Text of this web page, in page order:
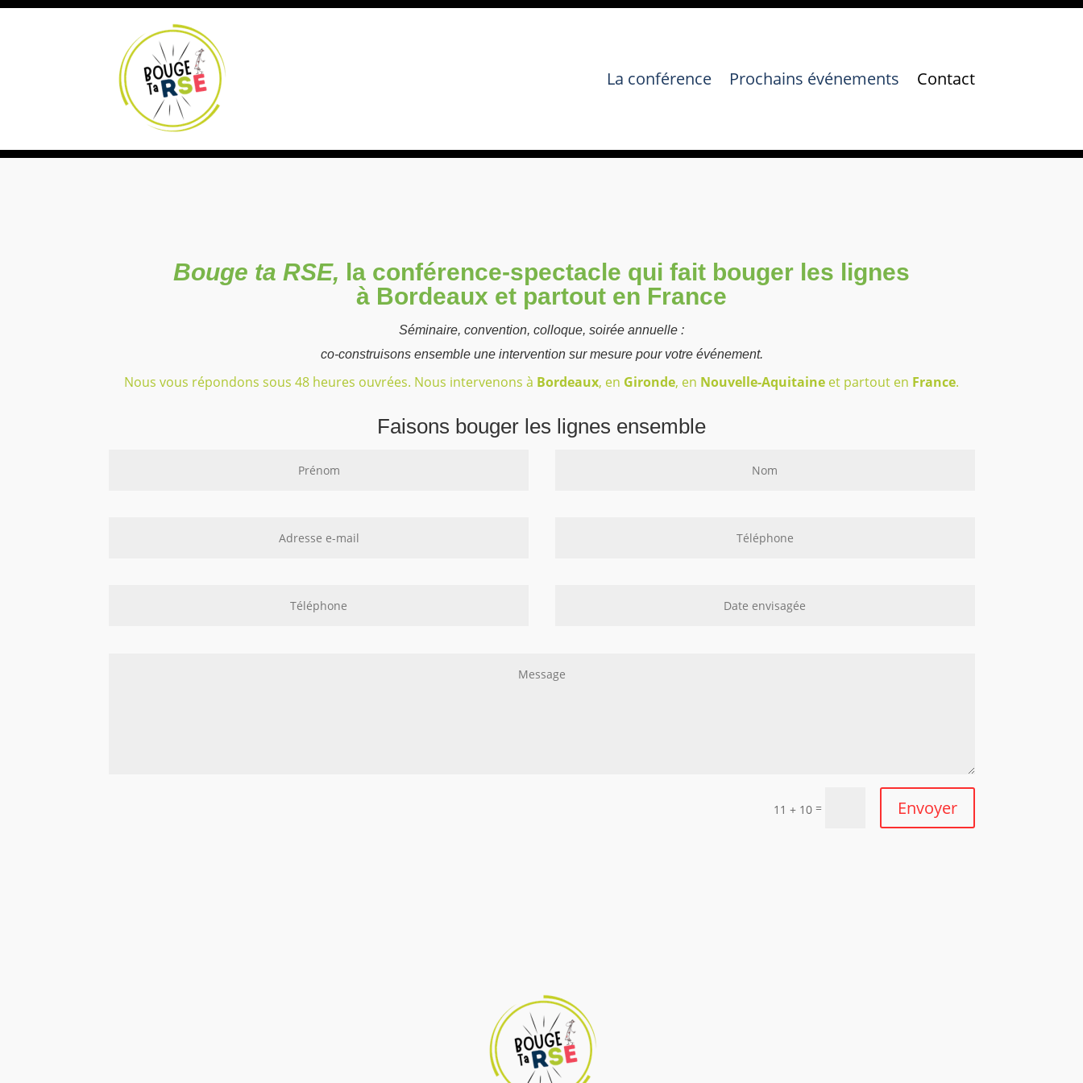
La conférence Prochains événements Contact
Bouge ta RSE, la conférence-spectacle qui fait bouger les lignes
à Bordeaux et partout en France
Séminaire, convention, colloque, soirée annuelle :
co-construisons ensemble une intervention sur mesure pour votre événement.
Nous vous répondons sous 48 heures ouvrées. Nous intervenons à Bordeaux, en Gironde, en Nouvelle-Aquitaine et partout en France.
Faisons bouger les lignes ensemble
11 + 10= Envoyer